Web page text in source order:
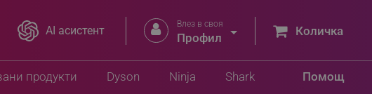
AI асистент  Влез в своя
Профил  Количка
продукти Помощ
Dyson Ninja Shark
/ 11.90 лв.
Добави в количка